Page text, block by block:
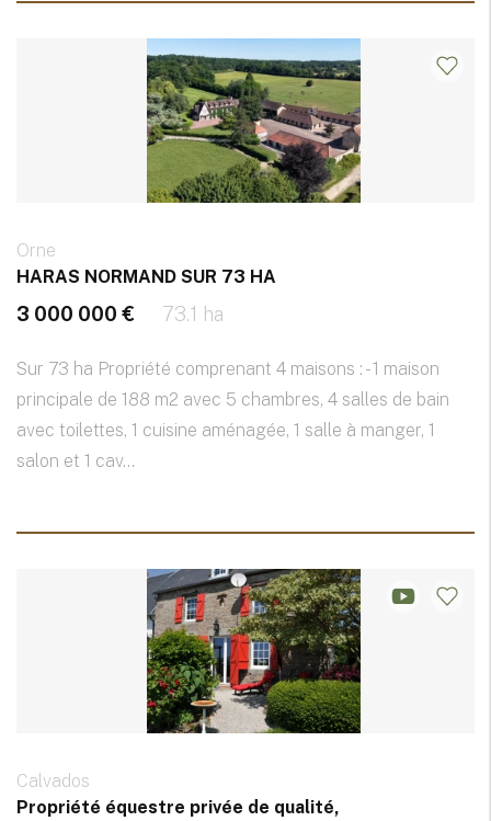
Orne
HARAS NORMAND SUR 73 HA
3 000 000 € 73.1 ha
Sur 73 ha Propriété comprenant 4 maisons : - 1 maison
principale de 188 m2 avec 5 chambres, 4 salles de bain
avec toilettes, 1 cuisine aménagée, 1 salle à manger, 1
salon et 1 cav...
Calvados
Propriété équestre privée de qualité,